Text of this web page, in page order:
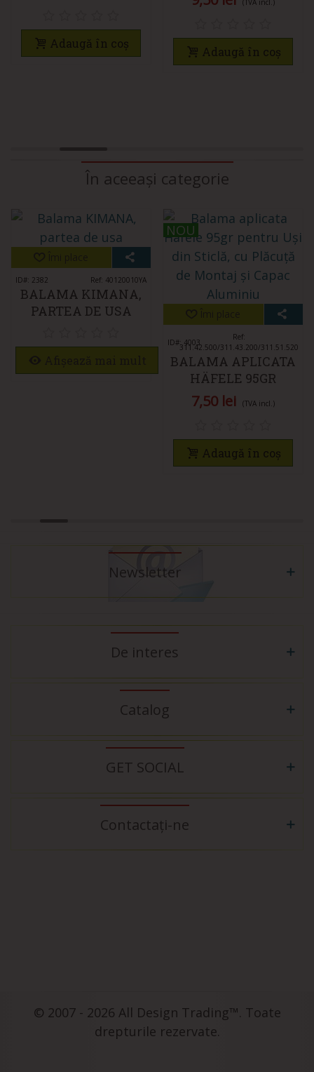
Adaugă în coș
(TVA incl.)
Adaugă în coș
În aceeași categorie
ID#: 2382 Ref: 40120010YA
BALAMA KIMANA,
PARTEA DE USA
NOU
NOU
ID#: 4003
Ref:
311.42.500/311.43.200/311.51.520
BALAMA APLICATA
HÄFELE 95GR
PENTRU UȘI DIN
STICLĂ, CU
MONTAJ ȘI CAPAC
ALUMINIU
7,50 lei (TVA incl.)
Adaugă în coș
Newsletter
De interes
Catalog
GET SOCIAL
Contactați-ne
© 2007 - 2026 All Design Trading™. Toate
drepturile rezervate.